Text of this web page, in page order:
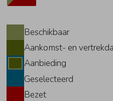
Beschikbaar
Aankomst- en
Aanbieding
Geselecteerd
Bezet